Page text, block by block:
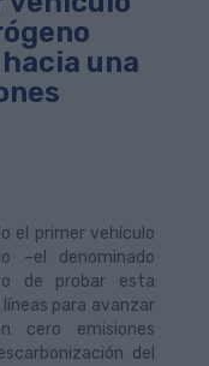
una
el primer vehículo
–el denominado
de probar esta
para avanzar
cero emisiones
del